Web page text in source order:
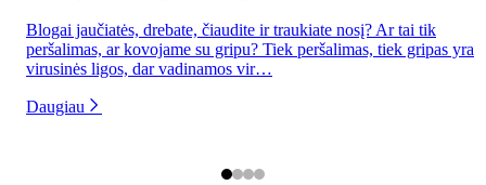
Blogai jaučiatės, drebate, čiaudite ir traukiate nosį? Ar tai tik
peršalimas, ar kovojame su gripu? Tiek peršalimas, tiek gripas yra
virusinės ligos, dar vadinamos vir…
Daugiau